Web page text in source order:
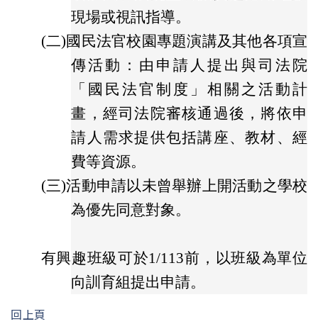
現場或視訊指導。
(二)國民法官校園專題演講及其他各項宣
傳活動：由申請人提出與司法院
「國民法官制度」相關之活動計
畫，經司法院審核通過後，將依申
請人需求提供包括講座、教材、經
費等資源。
(三)活動申請以未曾舉辦上開活動之學校
為優先同意對象。
有興趣班級可於1/113前，以班級為單位
向訓育組提出申請。
回上頁